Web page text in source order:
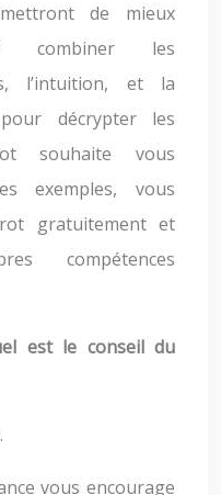
de mieux
combiner les
l’intuition, et la
décrypter les
souhaite vous
exemples, vous
gratuitement et
compétences
est le conseil du
vous encourage